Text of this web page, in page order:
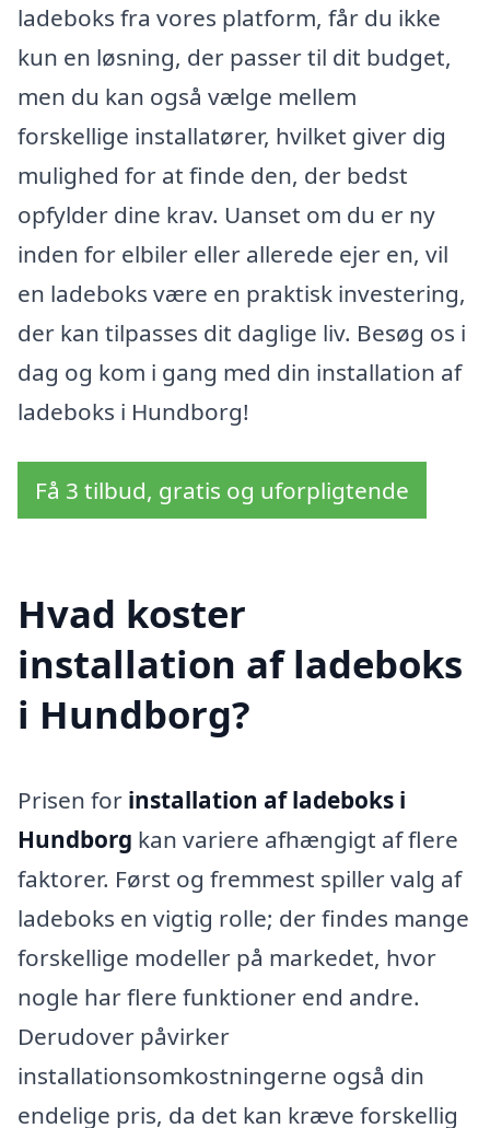
ladeboks fra vores platform, får du ikke
kun en løsning, der passer til dit budget,
men du kan også vælge mellem
forskellige installatører, hvilket giver dig
mulighed for at finde den, der bedst
opfylder dine krav. Uanset om du er ny
inden for elbiler eller allerede ejer en, vil
en ladeboks være en praktisk investering,
der kan tilpasses dit daglige liv. Besøg os i
dag og kom i gang med din installation af
ladeboks i Hundborg!
Få 3 tilbud, gratis og uforpligtende
Hvad koster
installation af ladeboks
i Hundborg?
Prisen for installation af ladeboks i
Hundborg kan variere afhængigt af flere
faktorer. Først og fremmest spiller valg af
ladeboks en vigtig rolle; der findes mange
forskellige modeller på markedet, hvor
nogle har flere funktioner end andre.
Derudover påvirker
installationsomkostningerne også din
endelige pris, da det kan kræve forskellig